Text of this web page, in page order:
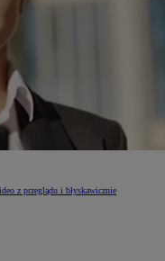
z przeglądu i błyskawicznie